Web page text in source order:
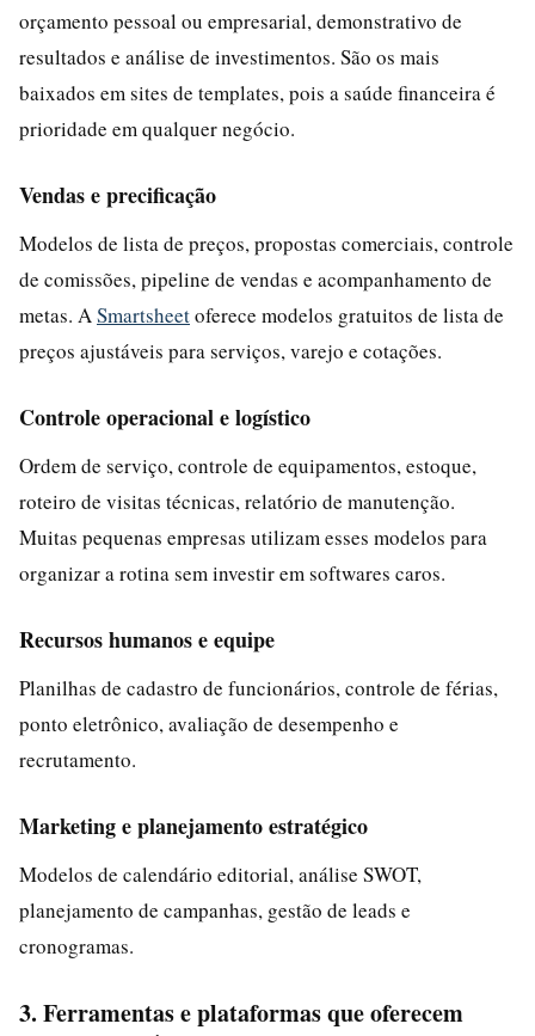
orçamento pessoal ou empresarial, demonstrativo de
resultados e análise de investimentos. São os mais
baixados em sites de templates, pois a saúde financeira é
prioridade em qualquer negócio.
Vendas e precificação
Modelos de lista de preços, propostas comerciais, controle
de comissões, pipeline de vendas e acompanhamento de
metas. A Smartsheetoferece modelos gratuitos de lista de
preços ajustáveis para serviços, varejo e cotações.
Controle operacional e logístico
Ordem de serviço, controle de equipamentos, estoque,
roteiro de visitas técnicas, relatório de manutenção.
Muitas pequenas empresas utilizam esses modelos para
organizar a rotina sem investir em softwares caros.
Recursos humanos e equipe
Planilhas de cadastro de funcionários, controle de férias,
ponto eletrônico, avaliação de desempenho e
recrutamento.
Marketing e planejamento estratégico
Modelos de calendário editorial, análise SWOT,
planejamento de campanhas, gestão de leads e
cronogramas.
3. Ferramentas e plataformas que oferecem